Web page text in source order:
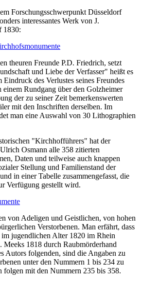
Forschungsschwerpunkt Düsseldorf
interessantes Werk von J.
1830:
theuren Freunde P.D. Friedrich, setzt
und Liebe der Verfasser" heißt es
des Verlustes seines Freundes
einem Rundgang über den Golzheimer
der zu seiner Zeit bemerkenswerten
mit den Inschriften derselben. Im
man eine Auswahl von 30 Lithographien
"Kirchhofführers" hat der
Osmann alle 358 zitierten
Daten und teilweise auch knappen
Stellung und Familienstand der
in einer Tabelle zusammengefasst, die
Verfügung gestellt wird.
von Adeligen und Geistlichen, von hohen
Verstorbenen. Man erfährt, dass
jugendlichen Alter 1820 im Rhein
Meeks 1818 durch Raubmörderhand
Autors folgenden, sind die Angaben zu
unter den Nummern 1 bis 234 zu
folgen mit den Nummern 235 bis 358.